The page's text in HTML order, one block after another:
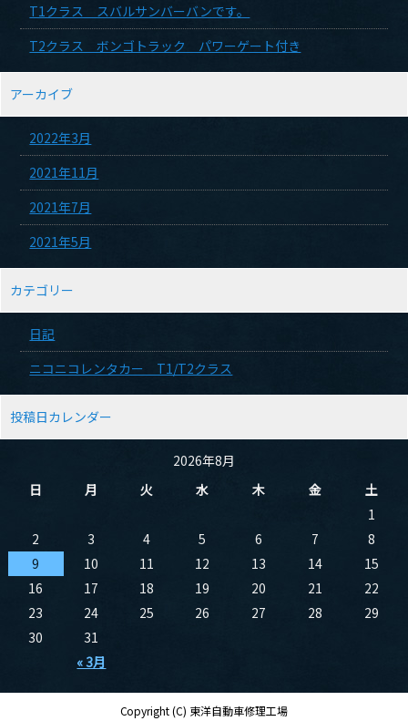
T1クラス スバルサンバーバンです。
T2クラス ボンゴトラック パワーゲート付き
アーカイブ
2022年3月
2021年11月
2021年7月
2021年5月
カテゴリー
日記
ニコニコレンタカー T1/T2クラス
投稿日カレンダー
2026年8月
日
月 火 水 木 金 土
« 3月
1
2
3 4 5 6 7
8
9
10 11 12 13 14
15
16
17 18 19 20 21
22
23
24 25 26 27 28
29
30
31
Copyright (C) 東洋自動車修理工場